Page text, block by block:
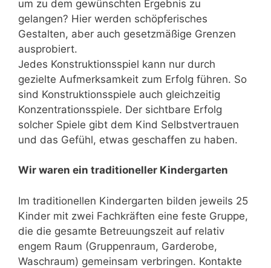
um zu dem gewünschten Ergebnis zu
gelangen? Hier werden schöpferisches
Gestalten, aber auch gesetzmäßige Grenzen
ausprobiert.
Jedes Konstruktionsspiel kann nur durch
gezielte Aufmerksamkeit zum Erfolg führen. So
sind Konstruktionsspiele auch gleichzeitig
Konzentrationsspiele. Der sichtbare Erfolg
solcher Spiele gibt dem Kind Selbstvertrauen
und das Gefühl, etwas geschaffen zu haben.
Wir waren ein traditioneller Kindergarten
Im traditionellen Kindergarten bilden jeweils 25
Kinder mit zwei Fachkräften eine feste Gruppe,
die die gesamte Betreuungszeit auf relativ
engem Raum (Gruppenraum, Garderobe,
Waschraum) gemeinsam verbringen. Kontakte